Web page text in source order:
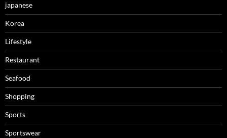
japanese
Korea
Lifestyle
Restaurant
Seafood
Shopping
Sports
Sportswear